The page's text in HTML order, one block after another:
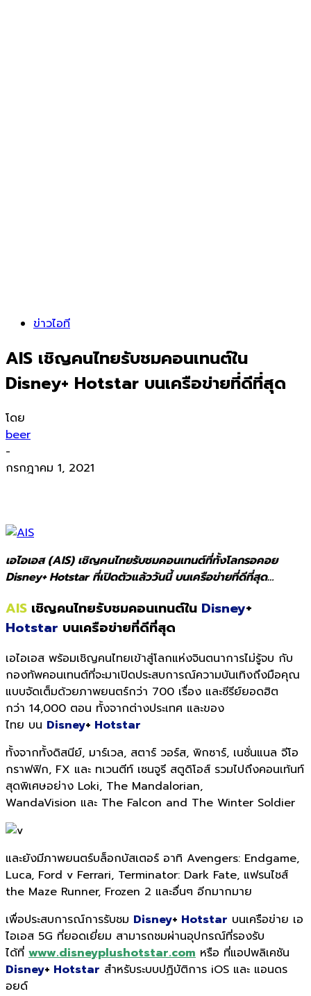
ข่าวไอที
AIS เชิญคนไทยรับชมคอนเทนต์ใน
Disney+ Hotstar บนเครือข่ายที่ดีที่สุด
โดย
beer
-
กรกฎาคม 1, 2021
เอไอเอส (AIS) เชิญคนไทยรับชมคอนเทนต์ที่ทั้งโลกรอคอย
Disney+ Hotstar ที่เปิดตัวแล้ววันนี้ บนเครือข่ายที่ดีที่สุด…
AIS เชิญคนไทยรับชมคอนเทนต์ใน Disney+
Hotstar บนเครือข่ายที่ดีที่สุด
เอไอเอส พร้อมเชิญคนไทยเข้าสู่โลกแห่งจินตนาการไม่รู้จบ กับ
กองทัพคอนเทนต์ที่จะมาเปิดประสบการณ์ความบันเทิงถึงมือคุณ
แบบจัดเต็มด้วยภาพยนตร์กว่า 700 เรื่อง และซีรีย์ยอดฮิต
กว่า 14,000 ตอน ทั้งจากต่างประเทศ และของ
ไทย บน Disney+ Hotstar
ทั้งจากทั้งดิสนีย์, มาร์เวล, สตาร์ วอร์ส, พิกซาร์, เนชั่นแนล จีโอ
กราฟฟิก, FX และ ทเวนตีท์ เซนจูรี สตูดิโอส์ รวมไปถึงคอนเท้นท์
สุดพิเศษอย่าง Loki, The Mandalorian,
WandaVision และ The Falcon and The Winter Soldier
และยังมีภาพยนตร์บล็อกบัสเตอร์ อาทิ Avengers: Endgame,
Luca, Ford v Ferrari, Terminator: Dark Fate, แฟรนไชส์
the Maze Runner, Frozen 2 และอื่นๆ อีกมากมาย
เพื่อประสบการณ์การรับชม Disney+ Hotstar บนเครือข่าย เอ
ไอเอส 5G ที่ยอดเยี่ยม สามารถชมผ่านอุปกรณ์ที่รองรับ
ได้ที่ www.disneyplushotstar.com หรือ ที่แอปพลิเคชัน
Disney+ Hotstar สำหรับระบบปฏิบัติการ iOS และ แอนดร
อยด์